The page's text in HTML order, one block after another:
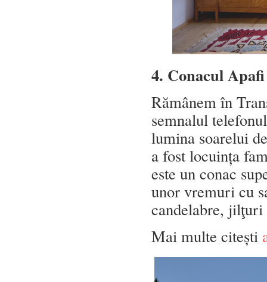
4. Conacul
Rămânem în
semnalul
lumina soarelui
a fost locuința
este un conac
unor vremuri cu
candelabre, jilţuri
Mai multe citești